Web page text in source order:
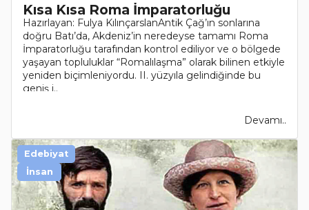
Kısa Kısa Roma İmparatorluğu
Hazırlayan: Fulya KılınçarslanAntik Çağ’ın sonlarına
doğru Batı’da, Akdeniz’in neredeyse tamamı Roma
İmparatorluğu tarafından kontrol ediliyor ve o bölgede
yaşayan topluluklar “Romalılaşma” olarak bilinen etkiyle
yeniden biçimleniyordu. II. yüzyıla gelindiğinde bu
geniş i..
Devamı..
Edebiyat
İnsan